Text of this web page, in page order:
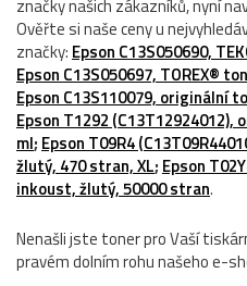
značky našich zákazníků, nyní
Ověřte si naše ceny u
značky: Epson C13S050690,
Epson C13S050697, TOREX®
Epson C13S110079, originální
Epson T1292
ml; Epson T09R4
žlutý, 470 stran, XL; Epson
inkoust, žlutý, 50000 stran.
Nenašli jste toner pro Vaší
pravém dolním rohu našeho e-